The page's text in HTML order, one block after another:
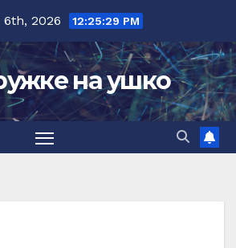
6th, 2026 12:25:30 PM
на ушко